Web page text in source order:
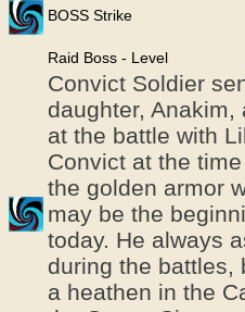
BOSS Strike
Raid Boss - Level
Convict Soldier
daughter,
at the battle with
Convict at the
the golden armor
may be the
today. He always
during the battles,
a heathen in the